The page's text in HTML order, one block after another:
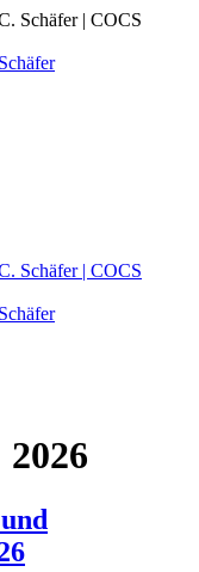
2026